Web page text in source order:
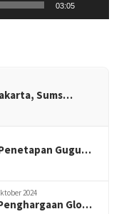
03:05
Sums…
Gugu…
2024
Glo…